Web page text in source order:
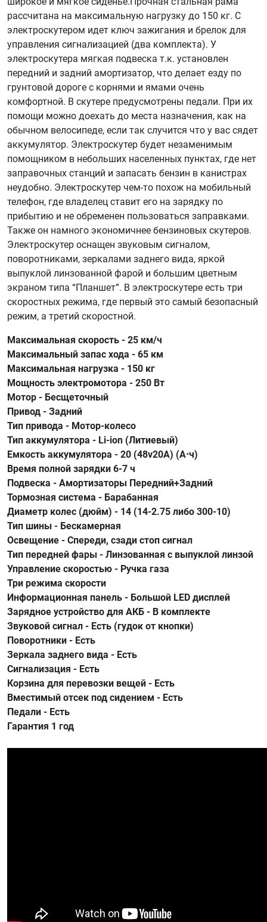
рассчитана на максимальную нагрузку до 150 кг. С
электроскутером идет ключ зажигания и брелок для
управления сигнализацией (два комплекта). У
электроскутера мягкая подвеска т.к. установлен
передний и задний амортизатор, что делает езду по
грунтовой дороге с корнями и ямами очень
комфортной. В скутере предусмотрены педали. При их
помощи можно доехать до места назначения, как на
обычном велосипеде, если так случится что у вас сядет
аккумулятор. Электроскутер будет незаменимым
помощником в небольших населенных пунктах, где нет
заправочных станций и запасать бензин в канистрах
неудобно. Электроскутер чем-то похож на мобильный
телефон, где владелец ставит его на зарядку по
прибытию и не обременен пользоваться заправками.
Также он намного экономичнее бензиновых скутеров.
Электроскутер оснащен звуковым сигналом,
поворотниками, зеркалами заднего вида, яркой
выпуклой линзованной фарой и большим цветным
экраном типа “Планшет”. В электроскутере есть три
скоростных режима, где первый это самый безопасный
режим, а третий скоростной.
Максимальная скорость - 25 км/ч
Максимальный запас хода - 65 км
Максимальная нагрузка - 150 кг
Мощность электромотора - 250 Вт
Мотор - Бесщеточный
Привод - Задний
Тип привода - Мотор-колесо
Тип аккумулятора - Li-ion (Литиевый)
Емкость аккумулятора - 20 (48v20A) (А⋅ч)
Время полной зарядки 6-7 ч
Подвеска - Амортизаторы Передний+Задний
Тормозная система - Барабанная
Диаметр колес (дюйм) - 14 (14-2.75 либо 300-10)
Тип шины - Бескамерная
Освещение - Спереди, сзади стоп сигнал
Тип передней фары - Линзованная с выпуклой линзой
Управление скоростью - Ручка газа
Три режима скорости
Информационная панель - Большой LED дисплей
Зарядное устройство для АКБ - В комплекте
Звуковой сигнал - Есть (гудок от кнопки)
Поворотники - Есть
Зеркала заднего вида - Есть
Сигнализация - Есть
Корзина для перевозки вещей - Есть
Вместимый отсек под сидением - Есть
Педали - Есть
Гарантия 1 год